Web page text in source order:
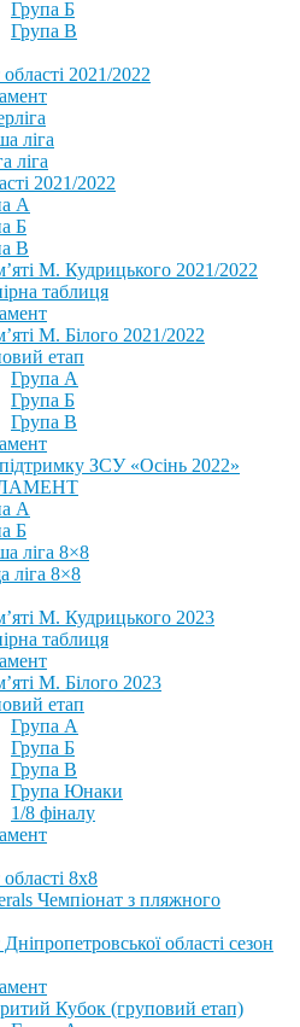
Група Б
Група В
2021/2022
ліга
ліга
2021/2022
А
Б
В
М. Кудрицького 2021/2022
таблиця
М. Білого 2021/2022
етап
Група А
Група Б
Група В
ЗСУ «Осінь 2022»
А
Б
ліга 8×8
ліга 8×8
М. Кудрицького 2023
таблиця
М. Білого 2023
етап
Група А
Група Б
Група В
Група Юнаки
1/8 фіналу
8х8
Чемпіонат з пляжного
області сезон
Кубок (груповий етап)